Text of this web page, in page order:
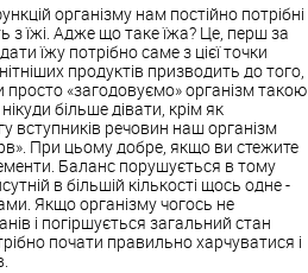
організму нам постійно потрібні
з їжі. Адже що таке їжа? Це, перш за
їжу потрібно саме з цієї точки
продуктів призводить до того,
«загодовуємо» організм такою
більше дівати, крім як
вступників речовин наш організм
При цьому добре, якщо ви стежите
Баланс порушується в тому
в більшій кількості щось одне -
Якщо організму чогось не
і погіршується загальний стан
почати правильно харчуватися і